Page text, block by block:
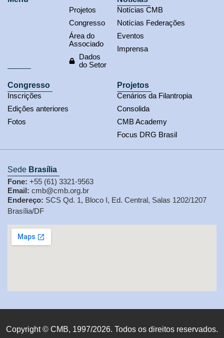
Projetos
Congresso
Área do
Associado
Dados
do Setor
Notícias CMB
Notícias Federações
Eventos
Imprensa
Congresso
Inscrições
Edições anteriores
Fotos
Projetos
Cenários da Filantropia
Consolida
CMB Academy
Focus DRG Brasil
Sede Brasília
Fone: +55 (61) 3321-9563
Email: cmb@cmb.org.br
Endereço: SCS Qd. 1, Bloco I, Ed. Central, Salas 1202/1207
Brasília/DF
Copyright © CMB, 1997/2026. Todos os direitos reservados.